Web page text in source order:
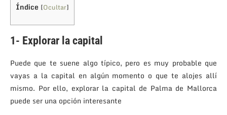
Índice [Ocultar]
1- Explorar la capital
Puede que te suene algo típico, pero es muy probable que
vayas a la capital en algún momento o que te alojes allí
mismo. Por ello, explorar la capital de Palma de Mallorca
puede ser una opción interesante